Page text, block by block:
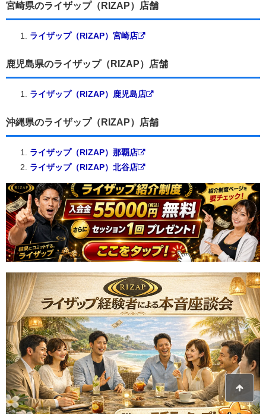
宮崎県のライザップ（RIZAP）店舗
ライザップ（RIZAP）宮崎店
鹿児島県のライザップ（RIZAP）店舗
ライザップ（RIZAP）鹿児島店
沖縄県のライザップ（RIZAP）店舗
ライザップ（RIZAP）那覇店
ライザップ（RIZAP）北谷店